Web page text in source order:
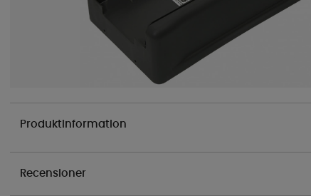
Produktinformation
Recensioner